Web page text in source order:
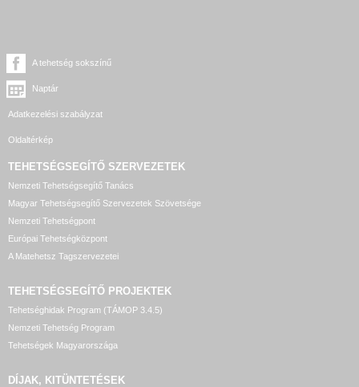
A tehetség sokszínű
Naptár
Adatkezelési szabályzat
Oldaltérkép
TEHETSÉGSEGÍTŐ SZERVEZETEK
Nemzeti Tehetségsegítő Tanács
Magyar Tehetségsegítő Szervezetek Szövetsége
Nemzeti Tehetségpont
Európai Tehetségközpont
A Matehetsz Tagszervezetei
TEHETSÉGSEGÍTŐ PROJEKTEK
Tehetséghidak Program (TÁMOP 3.4.5)
Nemzeti Tehetség Program
Tehetségek Magyarországa
DÍJAK, KITÜNTETÉSEK